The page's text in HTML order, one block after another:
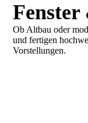
Ob Altbau oder
und fertigen
Vorstellungen.